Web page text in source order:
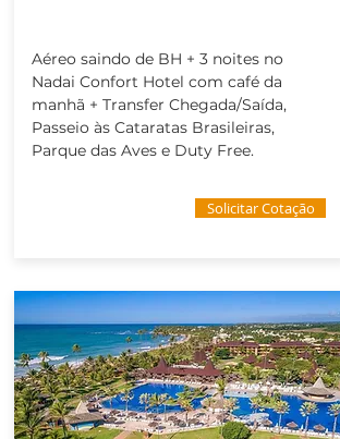
Aéreo saindo de BH + 3 noites no
Nadai Confort Hotel com café da
manhã + Transfer Chegada/Saída,
Passeio às Cataratas Brasileiras,
Parque das Aves e Duty Free.
Solicitar Cotação